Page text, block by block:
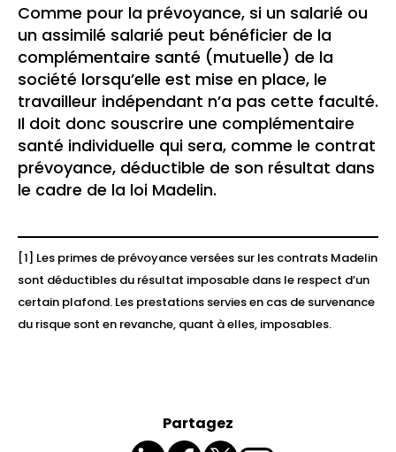
Comme pour la prévoyance, si un salarié ou
un assimilé salarié peut bénéficier de la
complémentaire santé (mutuelle) de la
société lorsqu’elle est mise en place, le
travailleur indépendant n’a pas cette faculté.
Il doit donc souscrire une complémentaire
santé individuelle qui sera, comme le contrat
prévoyance, déductible de son résultat dans
le cadre de la loi Madelin.
[1] Les primes de prévoyance versées sur les contrats Madelin
sont déductibles du résultat imposable dans le respect d’un
certain plafond. Les prestations servies en cas de survenance
du risque sont en revanche, quant à elles, imposables.
Partagez